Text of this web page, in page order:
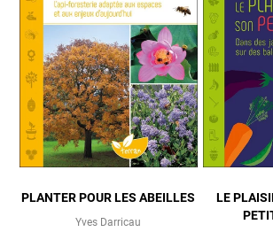
PLANTER POUR LES ABEILLES
Yves Darricau
LE